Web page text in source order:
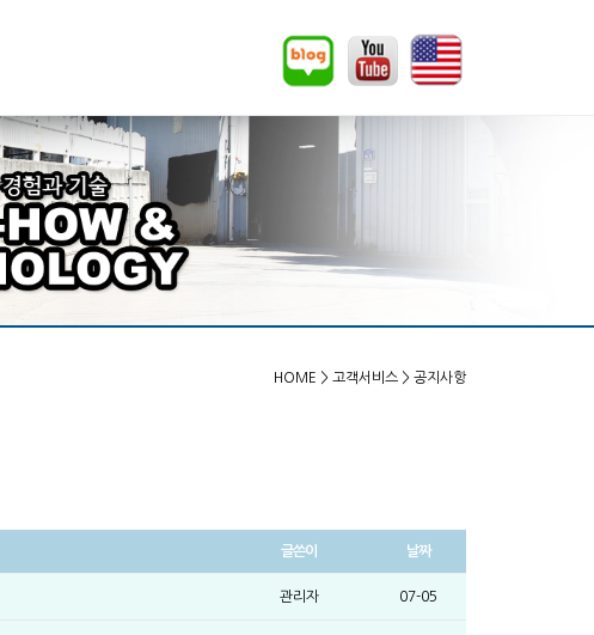
HOME > 고객서비스 > 공지사항
글쓴이 날짜
관리자 07-05